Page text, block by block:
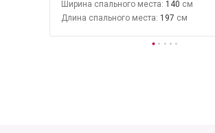
Ширина спального места: 140
Длина спального места: 197